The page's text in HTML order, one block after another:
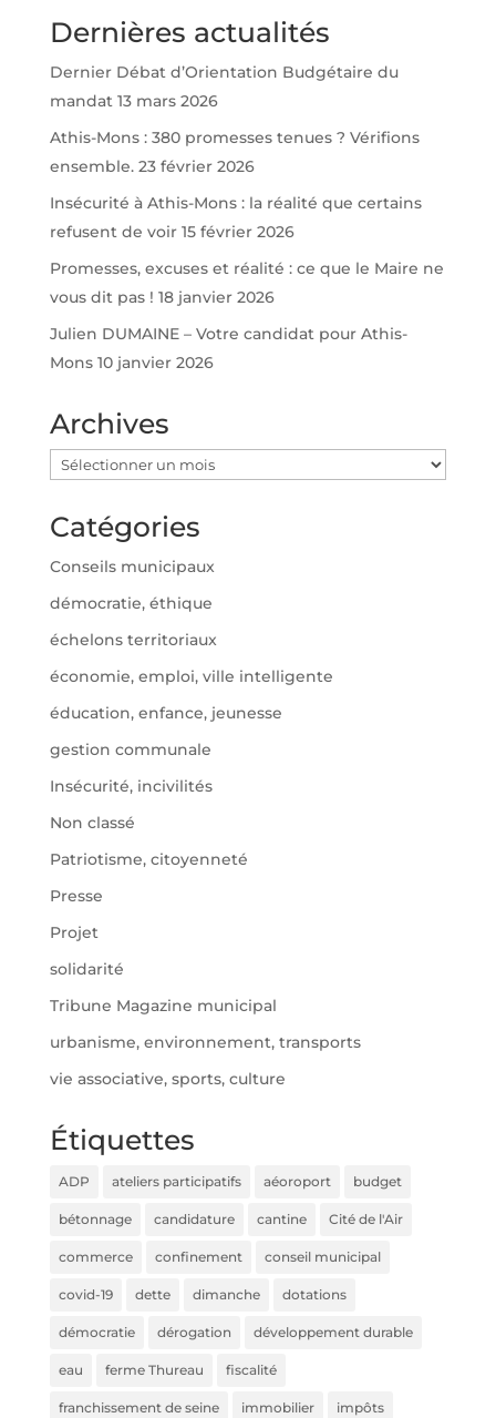
Dernières actualités
Dernier Débat d’Orientation Budgétaire du
mandat 13 mars 2026
Athis-Mons : 380 promesses tenues ? Vérifions
ensemble. 23 février 2026
Insécurité à Athis-Mons : la réalité que certains
refusent de voir 15 février 2026
Promesses, excuses et réalité : ce que le Maire ne
vous dit pas ! 18 janvier 2026
Julien DUMAINE – Votre candidat pour Athis-
Mons 10 janvier 2026
Archives
Archives
Catégories
Conseils municipaux
démocratie, éthique
échelons territoriaux
économie, emploi, ville intelligente
éducation, enfance, jeunesse
gestion communale
Insécurité, incivilités
Non classé
Patriotisme, citoyenneté
Presse
Projet
solidarité
Tribune Magazine municipal
urbanisme, environnement, transports
vie associative, sports, culture
Étiquettes
ADP ateliers participatifs aéoroport budget
bétonnage candidature cantine Cité de l'Air
commerce confinement conseil municipal
covid-19 dette dimanche dotations
démocratie dérogation développement durable
eau ferme Thureau fiscalité
franchissement de seine immobilier impôts